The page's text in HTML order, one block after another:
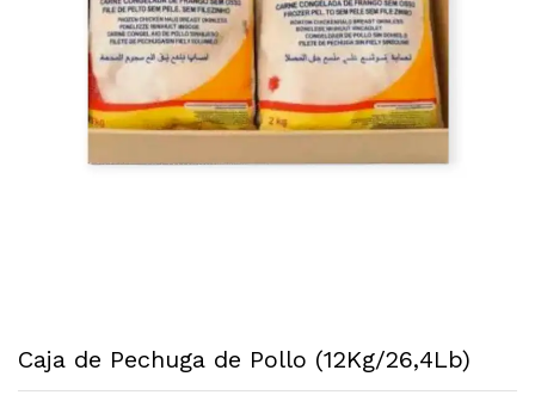
Caja de Pechuga de Pollo (12Kg/26,4Lb)